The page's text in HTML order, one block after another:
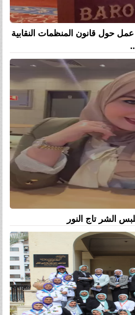
حول قانون المنظمات النقابية
الشر تاج النور